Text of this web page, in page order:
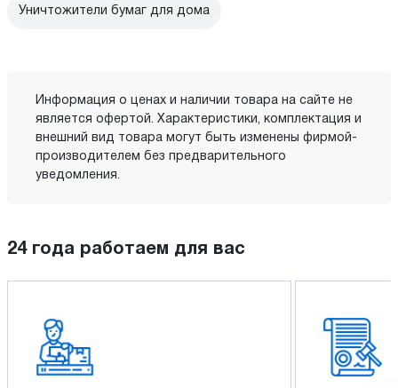
Уничтожители бумаг для дома
Информация о ценах и наличии товара на сайте не
является офертой. Характеристики, комплектация и
внешний вид товара могут быть изменены фирмой-
производителем без предварительного
уведомления.
24 года работаем для вас